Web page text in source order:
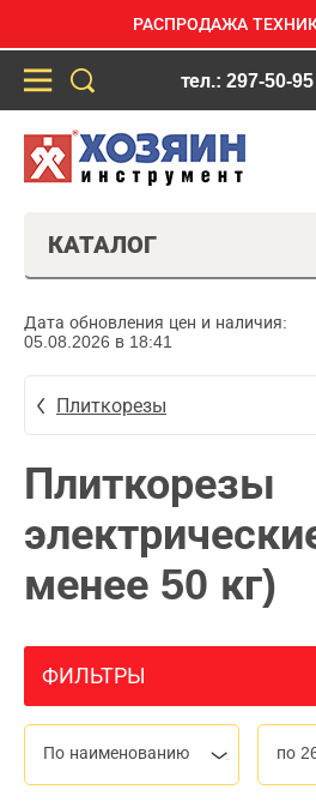
РАСПРОДАЖА
тел.: 297-50-95
КАТАЛОГ
Дата обновления цен и наличия:
05.08.2026 в 18:41
Плиткорезы
Плиткорезы
менее 50 кг)
ФИЛЬТРЫ
По наименованию по